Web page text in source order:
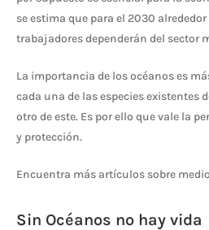
se estima que para el 2030
trabajadores dependerán del sector
La importancia de los océanos es
cada una de las especies existentes
otro de este. Es por ello que vale la
y protección.
Encuentra más artículos sobre
Sin Océanos no hay vida